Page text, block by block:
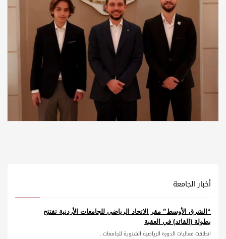
أخبار الجامعة
“الشرق الأوسط” مقر الاتحاد الرياضي للجامعات الأردنية تفتتح
بطولة (القائد) في العقبة
انطلقت فعاليات الدورة الرياضية الشتوية للجامعات...